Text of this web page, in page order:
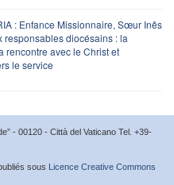
: Enfance Missionnaire, Sœur Inês
responsables diocésains : la
rencontre avec le Christ et
le service
- 00120 - Città del Vaticano Tel. +39-
sous Licence Creative Commons